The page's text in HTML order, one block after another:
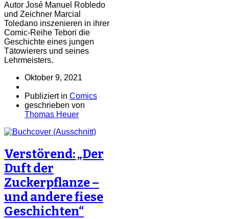
Autor José Manuel Robledo
und Zeichner Marcial
Toledano inszenieren in ihrer
Comic-Reihe Tebori die
Geschichte eines jungen
Tätowierers und seines
Lehrmeisters.
Oktober 9, 2021
Publiziert in Comics
geschrieben von
Thomas Heuer
Verstörend: „Der
Duft der
Zuckerpflanze –
und andere fiese
Geschichten“